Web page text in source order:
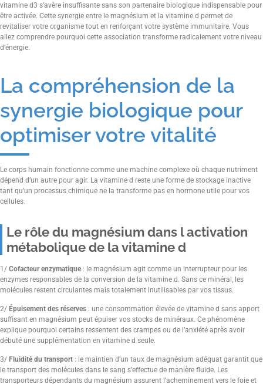
vitamine d3 s’avère insuffisante sans son partenaire biologique indispensable pour
être activée. Cette synergie entre le magnésium et la vitamine d permet de
revitaliser votre organisme tout en renforçant votre système immunitaire. Vous
allez comprendre pourquoi cette association transforme radicalement votre niveau
d’énergie.
La compréhension de la
synergie biologique pour
optimiser votre vitalité
Le corps humain fonctionne comme une machine complexe où chaque nutriment
dépend d’un autre pour agir. La vitamine d reste une forme de stockage inactive
tant qu’un processus chimique ne la transforme pas en hormone utile pour vos
cellules.
Le rôle du magnésium dans l activation
métabolique de la vitamine d
1/ Cofacteur enzymatique : le magnésium agit comme un interrupteur pour les
enzymes responsables de la conversion de la vitamine d. Sans ce minéral, les
molécules restent circulantes mais totalement inutilisables par vos tissus.
2/ Épuisement des réserves : une consommation élevée de vitamine d sans apport
suffisant en magnésium peut épuiser vos stocks de minéraux. Ce phénomène
explique pourquoi certains ressentent des crampes ou de l’anxiété après avoir
débuté une supplémentation en vitamine d seule.
3/ Fluidité du transport : le maintien d’un taux de magnésium adéquat garantit que
le transport des molécules dans le sang s’effectue de manière fluide. Les
transporteurs dépendants du magnésium assurent l’acheminement vers le foie et